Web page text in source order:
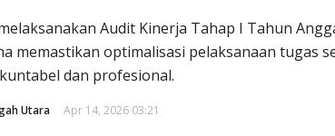
Audit Kinerja Tahap I Tahun
memastikan optimalisasi pelaksanaan tugas
dan profesional.
Utara Apr 14, 2026 03:21